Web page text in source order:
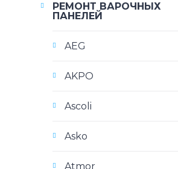
РЕМОНТ ВАРОЧНЫХ
ПАНЕЛЕЙ
AEG
AKPO
Ascoli
Asko
Atmor